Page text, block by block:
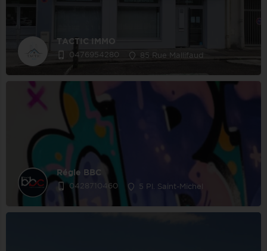
TACTIC IMMO
0476954280 85 Rue Mallifaud
Régie BBC
0428710460 5 Pl. Saint-Michel